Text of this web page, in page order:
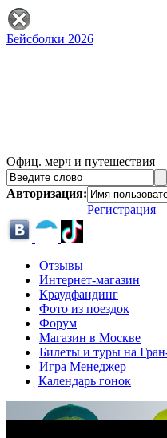
Бейсболки 2026
Офиц. мерч и путешествия
Авторизация:
Регистрация
Отзывы
Интернет-магазин
Краудфандинг
Фото из поездок
Форум
Магазин в Москве
Билеты и туры на
Игра Менеджер
Календарь гонок